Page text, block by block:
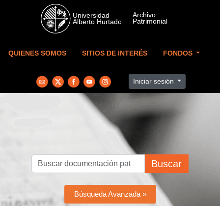
Skip to main content
QUIENES SOMOS SITIOS DE INTERÉS FONDOS
Iniciar sesión
Buscar
Búsqueda Avanzada »